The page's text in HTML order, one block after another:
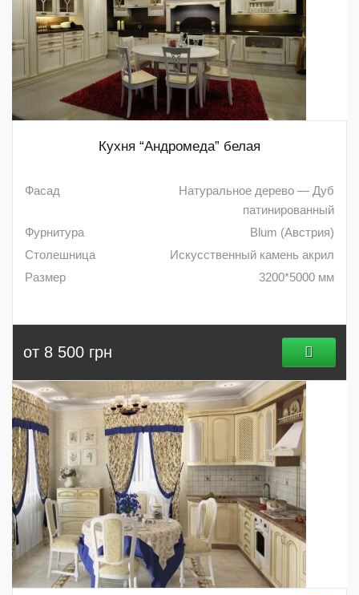
Кухня “Андромеда” белая
от 8 500 грн
Фасад
Натуральное дерево — Дуб
патинированный
Фурнитура
Blum (Австрия)
Столешница
Искусственный камень акрил
Размер
3200*5000 мм